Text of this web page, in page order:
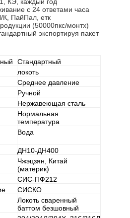
с 24 ответами часа
К, ПайПал, етк
(50000пкс/монтх)
экспортируя пакет
Стандартный
локоть
Среднее давление
Ручной
Нержавеющая сталь
Нормальная
температура
Вода
ДН10-ДН400
Чжэцзян, Китай
(материк)
СИС-ПФ212
СИСКО
Локоть сваренный
баттом безшовный